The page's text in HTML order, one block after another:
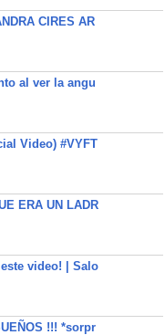
CIRES AR
al ver la angu
Video) #VYFT
ERA UN LADR
video! | Salo
!!! *sorpr